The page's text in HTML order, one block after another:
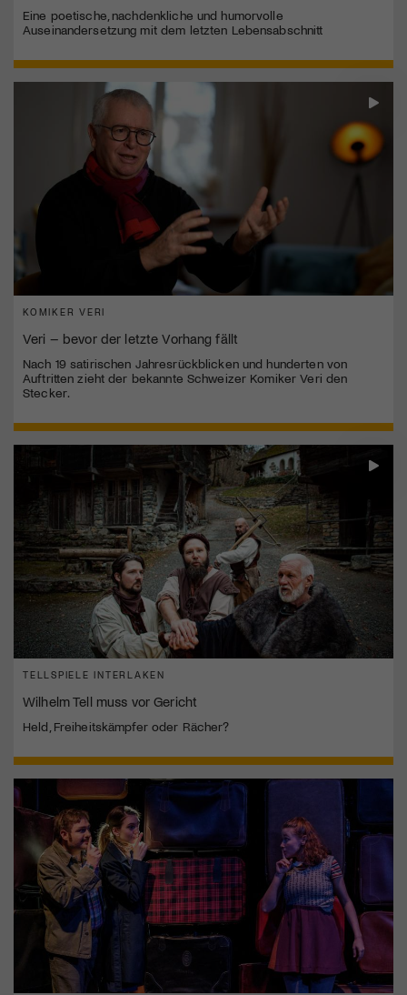
Eine poetische, nachdenkliche und humorvolle
Auseinandersetzung mit dem letzten Lebensabschnitt
KOMIKER VERI
Veri – bevor der letzte Vorhang fällt
Nach 19 satirischen Jahresrückblicken und hunderten von
Auftritten zieht der bekannte Schweizer Komiker Veri den
Stecker.
TELLSPIELE INTERLAKEN
Wilhelm Tell muss vor Gericht
Held, Freiheitskämpfer oder Rächer?